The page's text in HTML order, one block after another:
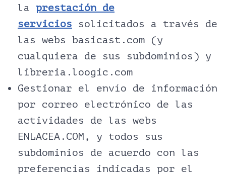
la prestación de
servicios solicitados a través de
las webs basicast.com (y
cualquiera de sus subdominios) y
libreria.loogic.com
Gestionar el envío de información
por correo electrónico de las
actividades de las webs
ENLACEA.COM, y todos sus
subdominios de acuerdo con las
preferencias indicadas por el